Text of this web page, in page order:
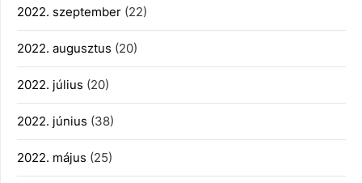
2022. szeptember (22)
2022. augusztus (20)
2022. július (20)
2022. június (38)
2022. május (25)